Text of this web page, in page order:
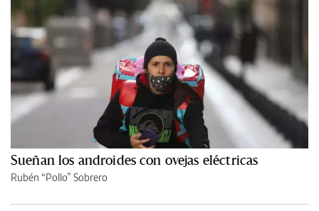
Sueñan los androides con ovejas eléctricas
Rubén “Pollo” Sobrero